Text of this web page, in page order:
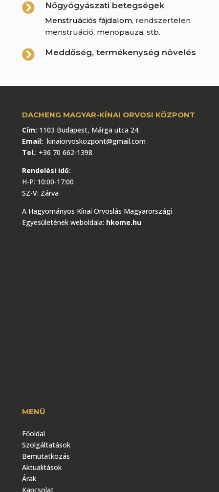
 Nőgyógyászati betegségek
Menstruációs fájdalom, rendszertelen
menstruáció, menopauza, stb.
 Meddőség, termékenység növelés
DACHENG MAGYAR-KÍNAI ORVOSI KÖZPONT
Cím: 1103 Budapest, Márga utca 24.
Email: kinaiorvoskozpont@gmail.com
Tel.: +36 70 662-1398
Rendelési idő:
H-P: 10:00-17:00
SZ-V: Zárva
A Hagyományos Kínai Orvoslás Magyarországi
Egyesületének weboldala: hkome.hu
MENÜ
Főoldal
Szolgáltatások
Bemutatkozás
Aktualitások
Árak
Kapcsolat